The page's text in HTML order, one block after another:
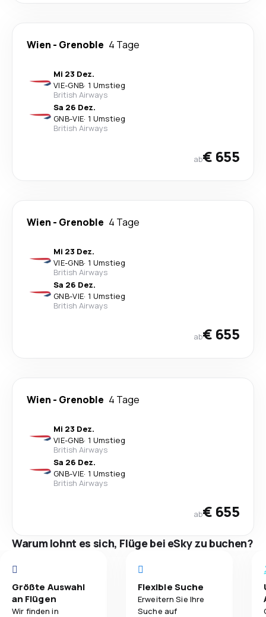
Wien - Grenoble 4 Tage
Mi 23 Dez.
VIE-GNB· 1 Umstieg
British Airways
Sa 26 Dez.
GNB-VIE· 1 Umstieg
British Airways
ab€ 655
Wien - Grenoble 4 Tage
Mi 23 Dez.
VIE-GNB· 1 Umstieg
British Airways
Sa 26 Dez.
GNB-VIE· 1 Umstieg
British Airways
ab€ 655
Wien - Grenoble 4 Tage
Mi 23 Dez.
VIE-GNB· 1 Umstieg
British Airways
Sa 26 Dez.
GNB-VIE· 1 Umstieg
British Airways
ab€ 655
Warum lohnt es sich, Flüge bei eSky zu buchen?
Größte Auswahl
an Flügen
Wir finden in
Flexible Suche
Erweitern Sie Ihre
Suche auf